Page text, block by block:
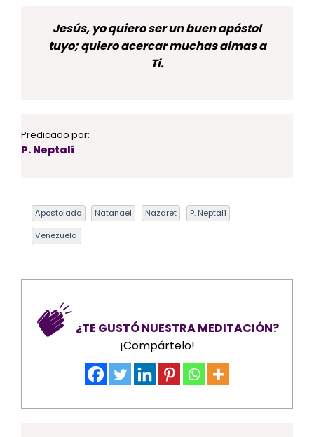
Jesús, yo quiero ser un buen apóstol
tuyo; quiero acercar muchas almas a
Ti.
Predicado por:
P. Neptalí
Apostolado Natanael Nazaret P. Neptalí
Venezuela
¿TE GUSTÓ NUESTRA MEDITACIÓN?
¡Compártelo!